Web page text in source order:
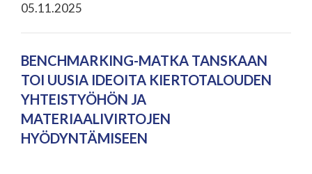
05.11.2025
BENCHMARKING-MATKA TANSKAAN
TOI UUSIA IDEOITA KIERTOTALOUDEN
YHTEISTYÖHÖN JA
MATERIAALIVIRTOJEN
HYÖDYNTÄMISEEN